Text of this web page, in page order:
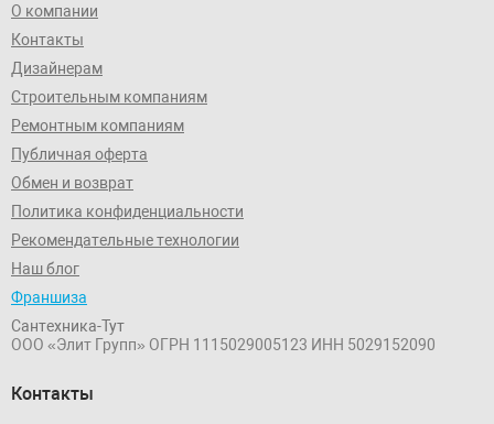
О компании
Контакты
Дизайнерам
Строительным компаниям
Ремонтным компаниям
Публичная оферта
Обмен и возврат
Политика конфиденциальности
Рекомендательные технологии
Наш блог
Франшиза
Сантехника-Тут
ООО «Элит Групп» ОГРН 1115029005123 ИНН 5029152090
Контакты